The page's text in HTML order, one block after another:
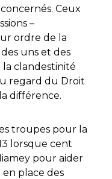
Ceux
–
ordre de la
uns et des
clandestinité
regard du Droit
différence.
troupes pour la
lorsque cent
pour aider
en place des